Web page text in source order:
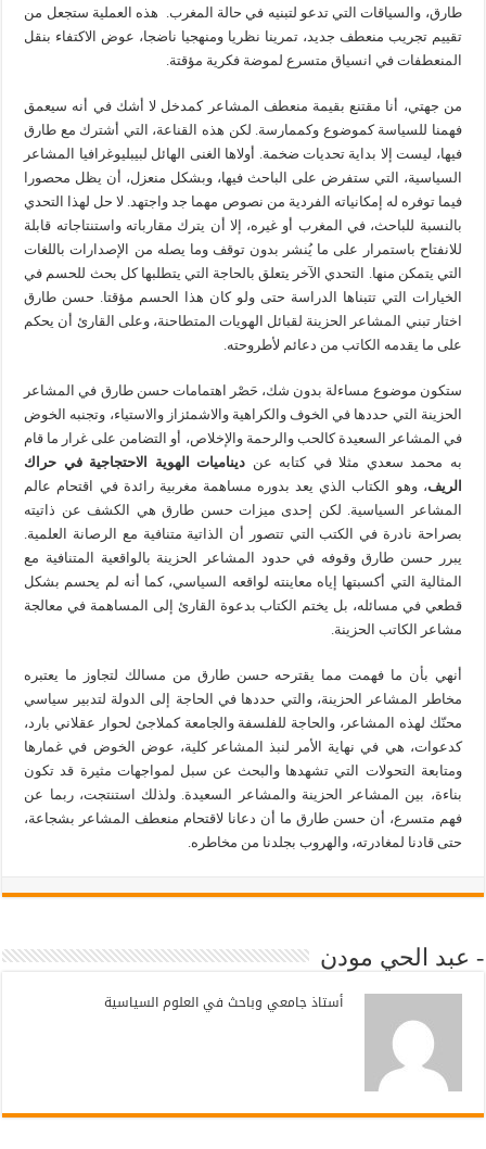
طارق، والسياقات التي تدعو لتبنيه في حالة المغرب. هذه العملية ستجعل من
تقييم تجريب منعطف جديد، تمرينا نظريا ومنهجيا ناضجا، عوض الاكتفاء بنقل
المنعطفات في انسياق متسرع لموضة فكرية مؤقتة.
من جهتي، أنا مقتنع بقيمة منعطف المشاعر كمدخل لا أشك في أنه سيعمق
فهمنا للسياسة كموضوع وكممارسة. لكن هذه القناعة، التي أشترك مع طارق
فيها، ليست إلا بداية تحديات ضخمة. أولاها الغنى الهائل لبيبليوغرافيا المشاعر
السياسية، التي ستفرض على الباحث فيها، وبشكل منعزل، أن يظل محصورا
فيما توفره له إمكانياته الفردية من نصوص مهما جد واجتهد. لا حل لهذا التحدي
بالنسبة للباحث، في المغرب أو غيره، إلا أن يترك مقارباته واستنتاجاته قابلة
للانفتاح باستمرار على ما يُنشر بدون توقف وما يصله من الإصدارات باللغات
التي يتمكن منها. التحدي الآخر يتعلق بالحاجة التي يتطلبها كل بحث للحسم في
الخيارات التي تتبناها الدراسة حتى ولو كان هذا الحسم مؤقتا. حسن طارق
اختار تبني المشاعر الحزينة لقبائل الهويات المتطاحنة، وعلى القارئ أن يحكم
على ما يقدمه الكاتب من دعائم لأطروحته.
ستكون موضوع مساءلة بدون شك، حَصْر اهتمامات حسن طارق في المشاعر
الحزينة التي حددها في الخوف والكراهية والاشمئزاز والاستياء، وتجنبه الخوض
في المشاعر السعيدة كالحب والرحمة والإخلاص، أو التضامن على غرار ما قام
به محمد سعدي مثلا في كتابه عن ديناميات الهوية الاحتجاجية في حراك
الريف، وهو الكتاب الذي يعد بدوره مساهمة مغربية رائدة في اقتحام عالم
المشاعر السياسية. لكن إحدى ميزات حسن طارق هي الكشف عن ذاتيته
بصراحة نادرة في الكتب التي تتصور أن الذاتية متنافية مع الرصانة العلمية.
يبرر حسن طارق وقوفه في حدود المشاعر الحزينة بالواقعية المتنافية مع
المثالية التي أكسبتها إياه معاينته لواقعه السياسي، كما أنه لم يحسم بشكل
قطعي في مسائله، بل يختم الكتاب بدعوة القارئ إلى المساهمة في معالجة
مشاعر الكاتب الحزينة.
أنهي بأن ما فهمت مما يقترحه حسن طارق من مسالك لتجاوز ما يعتبره
مخاطر المشاعر الحزينة، والتي حددها في الحاجة إلى الدولة لتدبير سياسي
محنّك لهذه المشاعر، والحاجة للفلسفة والجامعة كملاجئ لحوار عقلاني بارد،
كدعوات، هي في نهاية الأمر لنبذ المشاعر كلية، عوض الخوض في غمارها
ومتابعة التحولات التي تشهدها والبحث عن سبل لمواجهات مثيرة قد تكون
بناءة، بين المشاعر الحزينة والمشاعر السعيدة. ولذلك استنتجت، ربما عن
فهم متسرع، أن حسن طارق ما أن دعانا لاقتحام منعطف المشاعر بشجاعة،
حتى قادنا لمغادرته، والهروب بجلدنا من مخاطره.
- عبد الحي مودن
أستاذ جامعي وباحث في العلوم السياسية